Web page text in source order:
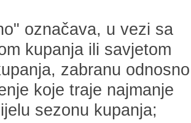
označava, u vezi sa
kupanja ili savjetom
zabranu odnosno
koje traje najmanje
sezonu kupanja;